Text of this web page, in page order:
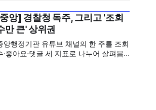
2026년 7월 5주
앙] 경찰청 독주, 그리고 '조회
만 큰' 상위권
앙행정기관 유튜브 채널의 한 주를 조회
·좋아요·댓글 세 지표로 나누어 살펴봅